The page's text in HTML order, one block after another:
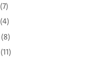
(7)
(4)
(8)
(11)